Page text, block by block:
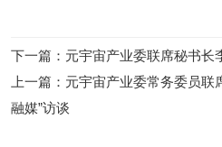
下一篇 ： 元宇宙产业委联席秘书长
上一篇 ： 元宇宙产业委常务委员联
融媒”访谈